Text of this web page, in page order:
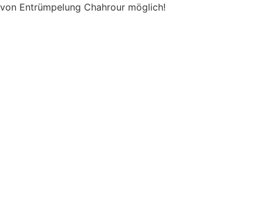
von Entrümpelung Chahrour möglich!